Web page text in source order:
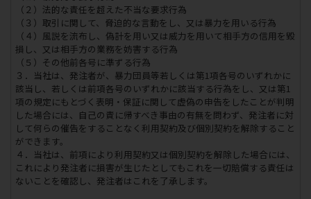
（２）法的な責任を超えた不当な要求行為
（３）取引に関して、脅迫的な言動をし、又は暴力を用いる行為
（４）風説を流布し、偽計を用い又は威力を用いて相手方の信用を毀
損し、又は相手方の業務を妨害する行為
（５）その他前各号に準ずる行為
３．当社は、発注者が、暴力団員等若しくは第1項各号のいずれかに
該当し、若しくは前項各号のいずれかに該当する行為をし、又は第1
項の規定にもとづく表明・保証に関して虚偽の申告をしたことが判明
した場合には、自己の責に帰すべき事由の有無を問わず、発注者に対
して何らの催告をすることなく利用契約及び個別契約を解除すること
ができます。
４．当社は、前項により利用契約又は個別契約を解除した場合には、
これにより発注者に損害が生じたとしてもこれを一切賠償する責任は
ないことを確認し、発注者はこれを了承します。